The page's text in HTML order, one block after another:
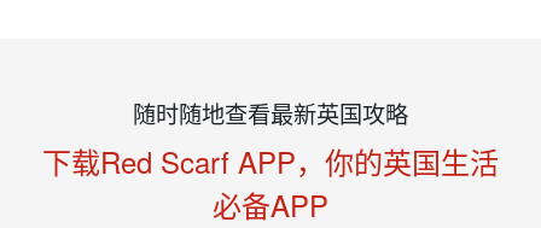
随时随地查看最新英国攻略
下载Red Scarf APP，你的英国生活
必备APP